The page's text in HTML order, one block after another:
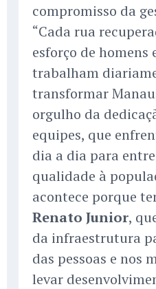
compromisso da
“Cada rua
esforço de homens
trabalham
transformar
orgulho da
equipes, que
dia a dia para
qualidade à
acontece porque
Renato Junior,
da infraestrutura
das pessoas e nos
levar